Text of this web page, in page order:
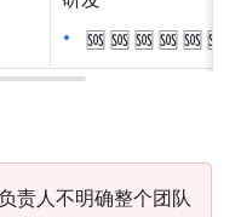
🆘 🆘 🆘 🆘 🆘 🆘
责人不明确整个团队